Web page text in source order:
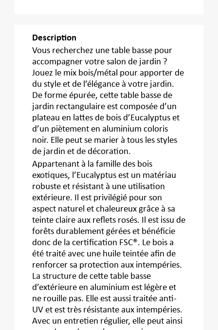
Description
Vous recherchez une table basse pour
accompagner votre salon de jardin ?
Jouez le mix bois/métal pour apporter de
du style et de l’élégance à votre jardin.
De forme épurée, cette table basse de
jardin rectangulaire est composée d’un
plateau en lattes de bois d’Eucalyptus et
d’un piètement en aluminium coloris
noir. Elle peut se marier à tous les styles
de jardin et de décoration.
Appartenant à la famille des bois
exotiques, l’Eucalyptus est un matériau
robuste et résistant à une utilisation
extérieure. Il est privilégié pour son
aspect naturel et chaleureux grâce à sa
teinte claire aux reflets rosés. Il est issu de
forêts durablement gérées et bénéficie
donc de la certification FSC®. Le bois a
été traité avec une huile teintée afin de
renforcer sa protection aux intempéries.
La structure de cette table basse
d’extérieure en aluminium est légère et
ne rouille pas. Elle est aussi traitée anti-
UV et est très résistante aux intempéries.
Avec un entretien régulier, elle peut ainsi